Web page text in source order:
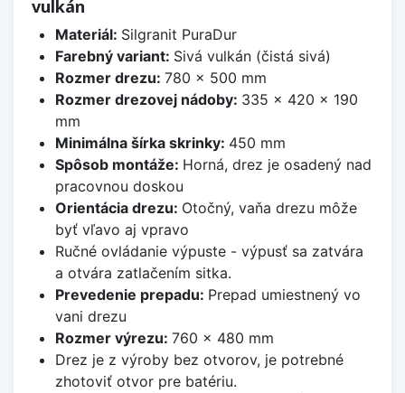
vulkán
Materiál: Silgranit PuraDur
Farebný variant: Sivá vulkán (čistá sivá)
Rozmer drezu: 780 x 500 mm
Rozmer drezovej nádoby: 335 x 420 x 190
mm
Minimálna šírka skrinky: 450 mm
Spôsob montáže: Horná, drez je osadený nad
pracovnou doskou
Orientácia drezu: Otočný, vaňa drezu môže
byť vľavo aj vpravo
Ručné ovládanie výpuste - výpusť sa zatvára
a otvára zatlačením sitka.
Prevedenie prepadu: Prepad umiestnený vo
vani drezu
Rozmer výrezu: 760 x 480 mm
Drez je z výroby bez otvorov, je potrebné
zhotoviť otvor pre batériu.